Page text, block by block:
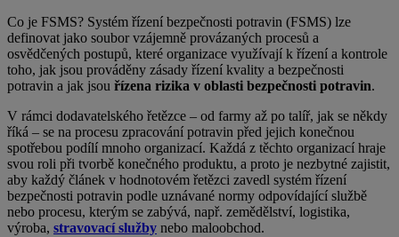
Co je FSMS? Systém řízení bezpečnosti potravin (FSMS) lze
definovat jako soubor vzájemně provázaných procesů a
osvědčených postupů, které organizace využívají k řízení a kontrole
toho, jak jsou prováděny zásady řízení kvality a bezpečnosti
potravin a jak jsou řízena rizika v oblasti bezpečnosti potravin.
V rámci dodavatelského řetězce – od farmy až po talíř, jak se někdy
říká – se na procesu zpracování potravin před jejich konečnou
spotřebou podílí mnoho organizací. Každá z těchto organizací hraje
svou roli při tvorbě konečného produktu, a proto je nezbytné zajistit,
aby každý článek v hodnotovém řetězci zavedl systém řízení
bezpečnosti potravin podle uznávané normy odpovídající službě
nebo procesu, kterým se zabývá, např. zemědělství, logistika,
výroba, stravovací služby nebo maloobchod.